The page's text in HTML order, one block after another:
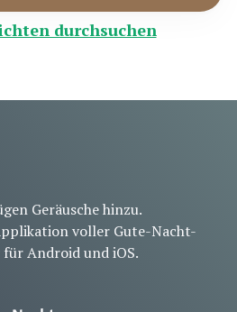
durchsuchen
Geräusche hinzu.
voller Gute-Nacht-
Android und iOS.